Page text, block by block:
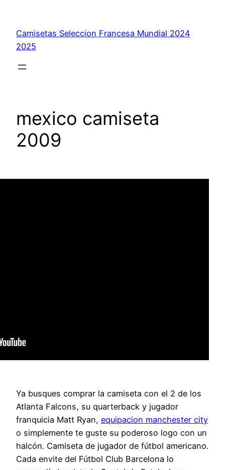
contenido
Camisetas Seleccion Francesa Mundial 2024
2025
mexico camiseta
2009
Ya busques comprar la camiseta con el 2 de los
Atlanta Falcons, su quarterback y jugador
franquicia Matt Ryan, equipacion manchester city
o simplemente te guste su poderoso logo con un
halcón. Camiseta de jugador de fútbol americano.
Cada envite del Fútbol Club Barcelona lo